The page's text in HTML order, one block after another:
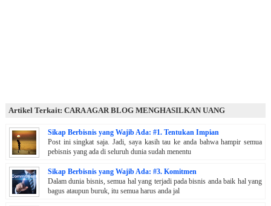
Artikel Terkait: CARA AGAR BLOG MENGHASILKAN UANG
Sikap Berbisnis yang Wajib Ada: #1. Tentukan Impian
Post ini singkat saja. Jadi, saya kasih tau ke anda bahwa hampir semua
pebisnis yang ada di seluruh dunia sudah menentu
Sikap Berbisnis yang Wajib Ada: #3. Komitmen
Dalam dunia bisnis, semua hal yang terjadi pada bisnis anda baik hal yang
bagus ataupun buruk, itu semua harus anda jal